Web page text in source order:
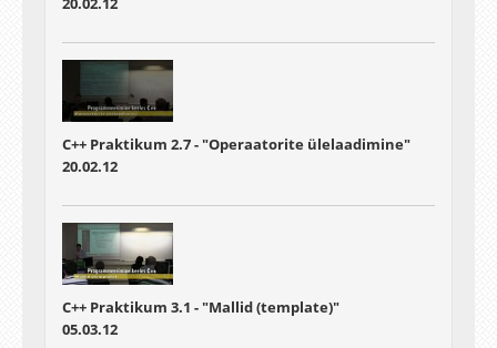
C++ Praktikum 2.7 - "Operaatorite ülelaadimine"
20.02.12
C++ Praktikum 3.1 - "Mallid (template)"
05.03.12